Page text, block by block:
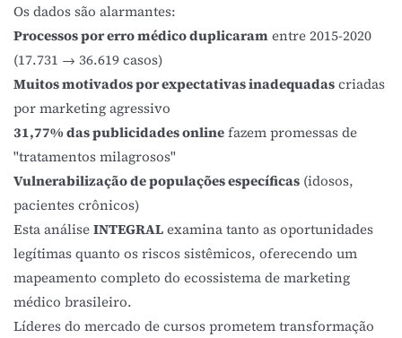
Os dados são alarmantes:
Processos por erro médico duplicaramentre 2015-2020
(17.731 → 36.619 casos)
Muitos motivados por expectativas inadequadascriadas
por marketing agressivo
31,77% das publicidades onlinefazem promessas de
"tratamentos milagrosos"
Vulnerabilização de populações específicas (idosos,
pacientes crônicos)
Esta análiseINTEGRALexamina tanto as oportunidades
legítimas quanto os riscos sistêmicos, oferecendo um
mapeamento completo do ecossistema de marketing
médico brasileiro.
Líderes do mercado de cursos prometem transformação